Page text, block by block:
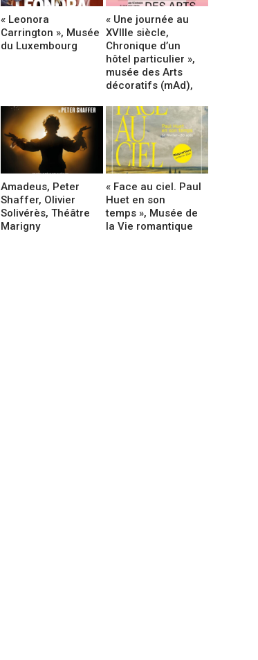
« Leonora
Carrington », Musée
du Luxembourg
« Une journée au
XVIIIe siècle,
Chronique d’un
hôtel particulier »,
musée des Arts
décoratifs (mAd),
Amadeus, Peter
Shaffer, Olivier
Solivérès, Théâtre
Marigny
« Face au ciel. Paul
Huet en son
temps », Musée de
la Vie romantique